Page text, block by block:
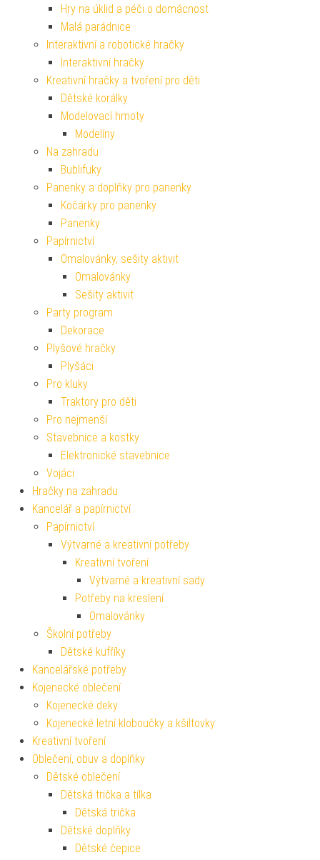
Hry na úklid a péči o domácnost
Malá parádnice
Interaktivní a robotické hračky
Interaktivní hračky
Kreativní hračky a tvoření pro děti
Dětské korálky
Modelovací hmoty
Modelíny
Na zahradu
Bublifuky
Panenky a doplňky pro panenky
Kočárky pro panenky
Panenky
Papírnictví
Omalovánky, sešity aktivit
Omalovánky
Sešity aktivit
Party program
Dekorace
Plyšové hračky
Plyšáci
Pro kluky
Traktory pro děti
Pro nejmenší
Stavebnice a kostky
Elektronické stavebnice
Vojáci
Hračky na zahradu
Kancelář a papírnictví
Papírnictví
Výtvarné a kreativní potřeby
Kreativní tvoření
Výtvarné a kreativní sady
Potřeby na kreslení
Omalovánky
Školní potřeby
Dětské kufříky
Kancelářské potřeby
Kojenecké oblečení
Kojenecké deky
Kojenecké letní kloboučky a kšiltovky
Kreativní tvoření
Oblečení, obuv a doplňky
Dětské oblečení
Dětská trička a tílka
Dětská trička
Dětské doplňky
Dětské čepice